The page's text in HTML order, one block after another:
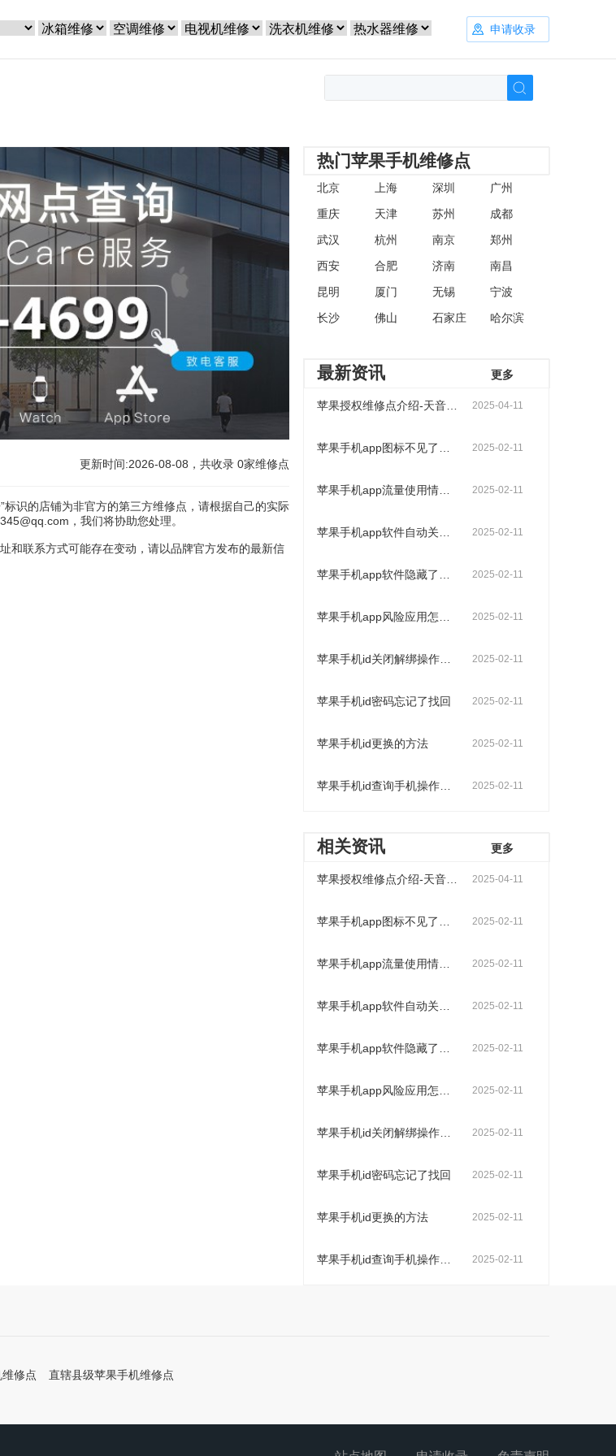
申请收录
更新时间:2026-08-08，共收录 0家维修点
识的店铺为非官方的第三方维修点，请根据自己的实际
，我们将协助您处理。
和联系方式可能存在变动，请以品牌官方发布的最新信
热门苹果手机维修点
北京 上海 深圳
广州
重庆
天津 苏州
成都
武汉
杭州 南京
郑州
西安
合肥 济南
南昌
昆明
厦门 无锡
宁波
长沙
佛山 石家庄 哈尔滨
最新资讯 更多
2025-04-11
2025-02-11
2025-02-11
2025-02-11
2025-02-11
2025-02-11
2025-02-11
苹果手机id密码忘记了找回 2025-02-11
苹果手机id更换的方法 2025-02-11
2025-02-11
相关资讯 更多
2025-04-11
2025-02-11
2025-02-11
2025-02-11
2025-02-11
2025-02-11
2025-02-11
苹果手机id密码忘记了找回 2025-02-11
苹果手机id更换的方法 2025-02-11
2025-02-11
修点 直辖县级苹果手机维修点